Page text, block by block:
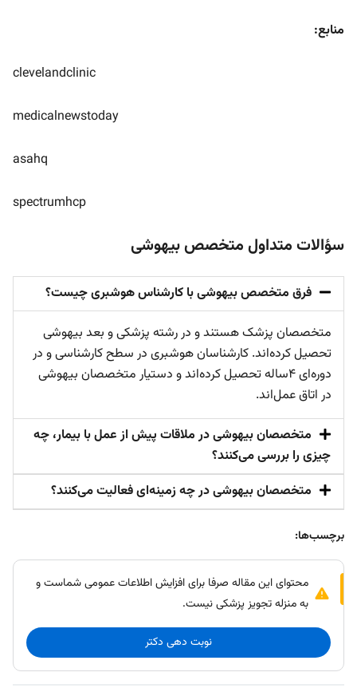
منابع:
clevelandclinic
medicalnewstoday
asahq
spectrumhcp
سؤالات متداول متخصص بیهوشی
فرق متخصص بیهوشی با کارشناس هوشبری چیست؟
متخصصان پزشک هستند و در رشته پزشکی و بعد بیهوشی
تحصیل کرده‌اند. کارشناسان هوشبری در سطح کارشناسی و در
دوره‌ای ۴ساله تحصیل کرده‌اند و دستیار متخصصان بیهوشی
در اتاق عمل‌اند.
متخصصان بیهوشی در ملاقات پیش از عمل با بیمار، چه
چیزی را بررسی می‌کنند؟
متخصصان بیهوشی در چه زمینه‌ای فعالیت می‌کنند؟
برچسب‌ها:
محتوای این مقاله صرفا برای افزایش اطلاعات عمومی شماست و
به منزله تجویز پزشکی نیست.
نوبت دهی دکتر